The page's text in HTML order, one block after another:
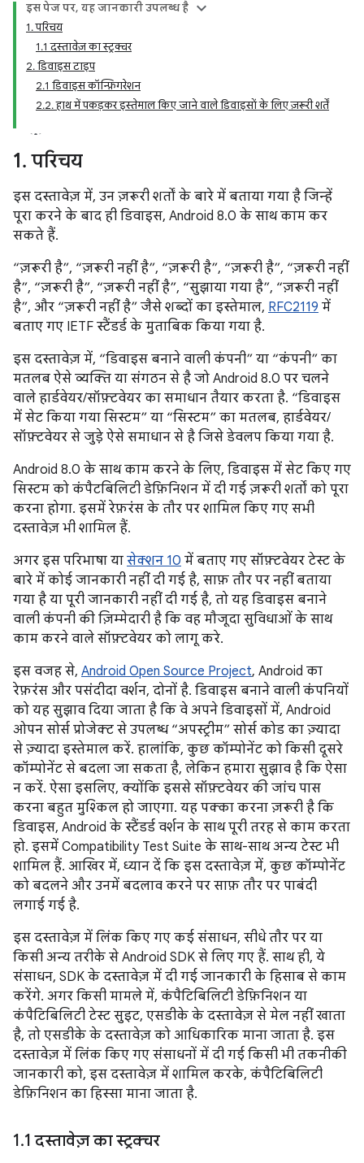
इस पेज पर, यह जानकारी उपलब्ध है
1. परिचय
1.1 दस्तावेज़ का स्ट्रक्चर
2. डिवाइस टाइप
2.1 डिवाइस कॉन्फ़िगरेशन
2.2. हाथ में पकड़कर इस्तेमाल किए जाने वाले डिवाइसों के लिए ज़रूरी शर्तें
1. परिचय
इस दस्तावेज़ में, उन ज़रूरी शर्तों के बारे में बताया गया है जिन्हें
पूरा करने के बाद ही डिवाइस, Android 8.0 के साथ काम कर
सकते हैं.
“ज़रूरी है”, “ज़रूरी नहीं है”, “ज़रूरी है”, “ज़रूरी है”, “ज़रूरी नहीं
है”, “ज़रूरी है”, “ज़रूरी नहीं है”, “सुझाया गया है”, “ज़रूरी नहीं
है”, और “ज़रूरी नहीं है” जैसे शब्दों का इस्तेमाल, RFC2119 में
बताए गए IETF स्टैंडर्ड के मुताबिक किया गया है.
इस दस्तावेज़ में, “डिवाइस बनाने वाली कंपनी” या “कंपनी” का
मतलब ऐसे व्यक्ति या संगठन से है जो Android 8.0 पर चलने
वाले हार्डवेयर/सॉफ़्टवेयर का समाधान तैयार करता है. “डिवाइस
में सेट किया गया सिस्टम” या “सिस्टम” का मतलब, हार्डवेयर/
सॉफ़्टवेयर से जुड़े ऐसे समाधान से है जिसे डेवलप किया गया है.
Android 8.0 के साथ काम करने के लिए, डिवाइस में सेट किए गए
सिस्टम को कंपैटबिलिटी डेफ़िनिशन में दी गई ज़रूरी शर्तों को पूरा
करना होगा. इसमें रेफ़रंस के तौर पर शामिल किए गए सभी
दस्तावेज़ भी शामिल हैं.
अगर इस परिभाषा या सेक्शन 10 में बताए गए सॉफ़्टवेयर टेस्ट के
बारे में कोई जानकारी नहीं दी गई है, साफ़ तौर पर नहीं बताया
गया है या पूरी जानकारी नहीं दी गई है, तो यह डिवाइस बनाने
वाली कंपनी की ज़िम्मेदारी है कि वह मौजूदा सुविधाओं के साथ
काम करने वाले सॉफ़्टवेयर को लागू करे.
इस वजह से, Android Open Source Project, Android का
रेफ़रंस और पसंदीदा वर्शन, दोनों है. डिवाइस बनाने वाली कंपनियों
को यह सुझाव दिया जाता है कि वे अपने डिवाइसों में, Android
ओपन सोर्स प्रोजेक्ट से उपलब्ध “अपस्ट्रीम” सोर्स कोड का ज़्यादा
से ज़्यादा इस्तेमाल करें. हालांकि, कुछ कॉम्पोनेंट को किसी दूसरे
कॉम्पोनेंट से बदला जा सकता है, लेकिन हमारा सुझाव है कि ऐसा
न करें. ऐसा इसलिए, क्योंकि इससे सॉफ़्टवेयर की जांच पास
करना बहुत मुश्किल हो जाएगा. यह पक्का करना ज़रूरी है कि
डिवाइस, Android के स्टैंडर्ड वर्शन के साथ पूरी तरह से काम करता
हो. इसमें Compatibility Test Suite के साथ-साथ अन्य टेस्ट भी
शामिल हैं. आखिर में, ध्यान दें कि इस दस्तावेज़ में, कुछ कॉम्पोनेंट
को बदलने और उनमें बदलाव करने पर साफ़ तौर पर पाबंदी
लगाई गई है.
इस दस्तावेज़ में लिंक किए गए कई संसाधन, सीधे तौर पर या
किसी अन्य तरीके से Android SDK से लिए गए हैं. साथ ही, ये
संसाधन, SDK के दस्तावेज़ में दी गई जानकारी के हिसाब से काम
करेंगे. अगर किसी मामले में, कंपैटिबिलिटी डेफ़िनिशन या
कंपैटिबिलिटी टेस्ट सुइट, एसडीके के दस्तावेज़ से मेल नहीं खाता
है, तो एसडीके के दस्तावेज़ को आधिकारिक माना जाता है. इस
दस्तावेज़ में लिंक किए गए संसाधनों में दी गई किसी भी तकनीकी
जानकारी को, इस दस्तावेज़ में शामिल करके, कंपैटिबिलिटी
डेफ़िनिशन का हिस्सा माना जाता है.
1.1 दस्तावेज़ का स्ट्रक्चर